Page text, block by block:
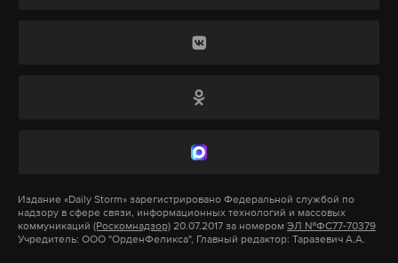
опять. Сказал, что по-другому не может».
Все ребята как свои, как одна семья. Как я их
Подпишитесь на Daily Storm вMAX. Он
работает там, где тормозит интернет.
А еще мы есть вTelegram,ДзениVK.
Издание «Daily Storm» зарегистрировано Федеральной службой по
надзору в сфере связи, информационных технологий и массовых
коммуникаций (Роскомнадзор) 20.07.2017 за номером ЭЛ №ФС77-70379
Учредитель: ООО "ОрденФеликса", Главный редактор: Таразевич А.А.